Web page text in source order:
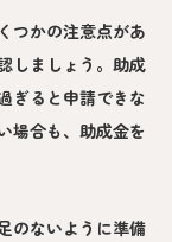
つかの注意点があ
しましょう。助成
ぎると申請できな
場合も、助成金を
のないように準備